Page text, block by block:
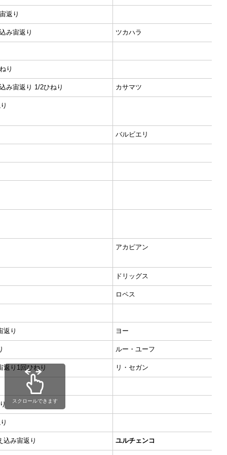
返り
み宙返り ツカハラ
り
み宙返り 1/2ひねり カサマツ
バルビエリ
アカピアン
ドリッグス
ロペス
返り ヨー
ルー・ユーフ
返り1回ひねり リ・セガン
込み宙返り ユルチェンコ
スクロールできます